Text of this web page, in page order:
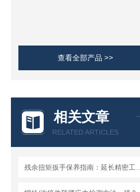
查看全部产品 >>
相关文章
RELATED ARTICLES